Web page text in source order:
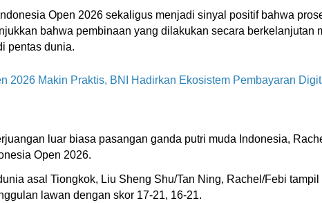
Open 2026 sekaligus menjadi sinyal positif bahwa
bahwa pembinaan yang dilakukan secara berkelanjutan
pentas dunia.
2026 Makin Praktis, BNI Hadirkan Ekosistem Pembayaran
luar biasa pasangan ganda putri muda Indonesia,
Open 2026.
asal Tiongkok, Liu Sheng Shu/Tan Ning, Rachel/Febi
lawan dengan skor 17-21, 16-21.